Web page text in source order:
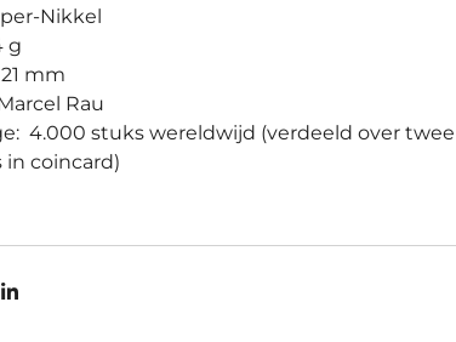
Nikkel
g
mm
Rau
4.000 stuks wereldwijd (verdeeld over twee
in coincard)
S